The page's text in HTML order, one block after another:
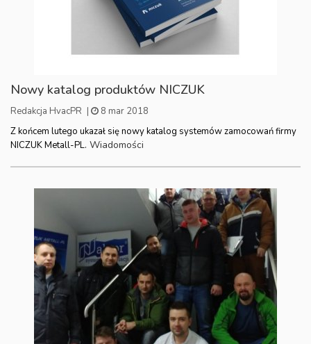
Nowy katalog produktów NICZUK
Redakcja HvacPR |
8 mar 2018
Z końcem lutego ukazał się nowy katalog systemów zamocowań firmy
NICZUK Metall-PL. Wiadomości